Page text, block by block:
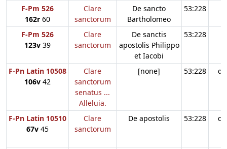
F-Pm 526
162r 60
Clare
sanctorum
De sancto
Bartholomeo
53:228
F-Pm 526
123v 39
Clare
sanctorum
De sanctis
apostolis Philippo
et Iacobi
53:228
F-Pn Latin 10508
106v 42
Clare
sanctorum
senatus ...
Alleluia.
[none] 53:228
F-Pn Latin 10510
67v 45
Clare
sanctorum
De apostolis 53:228